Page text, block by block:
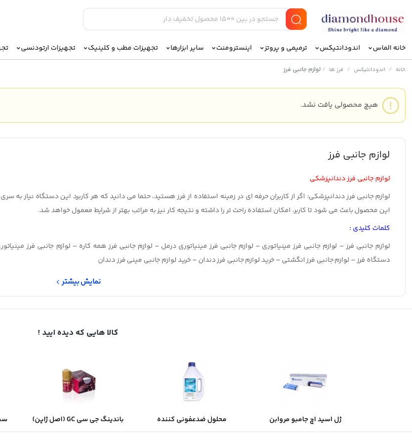
خانه الماس اندودانتیکس ترمیمی و پروتز اینسترومنت سایر ابزارها تجهیزات مطب و کلینیک تجهیزات ارتودنسی
خانه / اندودانتیکس / فرز ها /لوازم جانبی فرز
هیچ محصولی یافت نشد.
لوازم جانبی فرز
لوازم جانبی فرز دندانپزشکی
لوازم جانبی فرز دندانپزشکی: اگر از کاربران حرفه ای در زمینه استفاده از فرز هستید، حتما می دانید که هر کاربرد این دستگاه نیاز به
این محصول باعث می شود تا کاربر، امکان استفاده راحت تر را داشته و نتیجه کار نیز به مراتب بهتر از شرایط معمول خواهد شد.
کلمات کلیدی :
لوازم جانبی فرز – لوازم جانبی فرز مینیاتوری – لوازم جانبی فرز مینیاتوری درمل – لوازم جانبی فرز همه کاره – لوازم جانبی فرز
دستگاه فرز – لوازم جانبی فرز انگشتی – خرید لوازم جانبی فرز دندان – خرید لوازم جانبی مینی فرز دندان
نمایش بیشتر
کالا هایی که دیده ایید !
ژل اسید اچ جامبو مروابن
Morvabon
محلول ضدعفونی کننده
سارفوسپت ابزار یک لیتری
باندینگ جی سی GC (اصل ژاپن)